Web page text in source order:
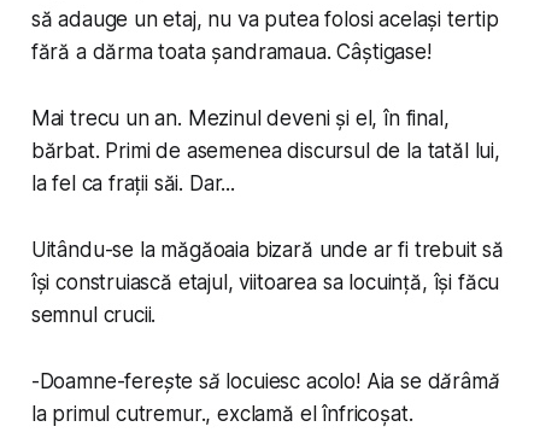
să adauge un etaj, nu va putea folosi același tertip
fără a dărma toata șandramaua. Câștigase!
Mai trecu un an. Mezinul deveni și el, în final,
bărbat. Primi de asemenea discursul de la tatăl lui,
la fel ca frații săi. Dar...
Uitându-se la măgăoaia bizară unde ar fi trebuit să
își construiască etajul, viitoarea sa locuință, își făcu
semnul crucii.
-Doamne-ferește să locuiesc acolo! Aia se dărâmă
la primul cutremur., exclamă el înfricoșat.